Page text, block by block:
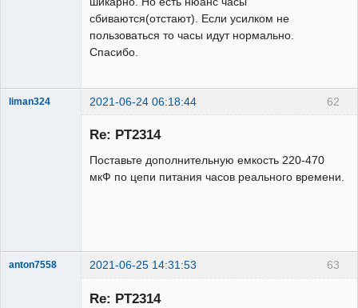
сбиваются(отстают). Если усилком не
пользоваться то часы идут нормально.
Спасибо.
62
liman324 2021-06-24 06:18:44
Re: PT2314
Поставьте дополнительную емкость 220-470
мкФ по цепи питания часов реального времени.
63
anton7558 2021-06-25 14:31:53
Re: PT2314